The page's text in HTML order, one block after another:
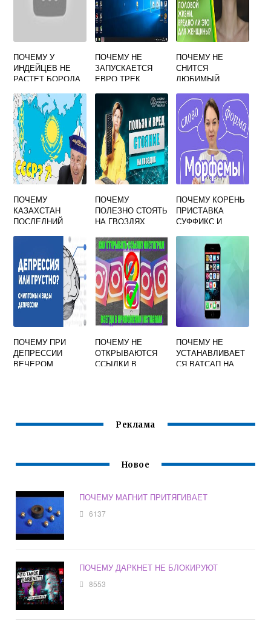
ПОЧЕМУ У
ИНДЕЙЦЕВ НЕ
РАСТЕТ БОРОДА
ПОЧЕМУ НЕ
ЗАПУСКАЕТСЯ
ЕВРО ТРЕК
ВИНДОВС 10
ПОЧЕМУ НЕ
СНИТСЯ
ЛЮБИМЫЙ
ПОЧЕМУ
КАЗАХСТАН
ПОСЛЕДНИЙ
СОСТАВА СССР
ПОЧЕМУ
ПОЛЕЗНО СТОЯТЬ
НА ГВОЗДЯХ
ПОЧЕМУ КОРЕНЬ
ПРИСТАВКА
СУФФИКС И
ЗНАЧИМЫЕ
ЧАСТИ СЛОВА 5
КЛАСС
РАЗУМОВСКАЯ
КОНСПЕКТ
ПОЧЕМУ ПРИ
ДЕПРЕССИИ
ВЕЧЕРОМ
ПОЧЕМУ НЕ
ОТКРЫВАЮТСЯ
ССЫЛКИ В
ПОЧЕМУ НЕ
УСТАНАВЛИВАЕТ
СЯ ВАТСАП НА
Реклама
Новое
ПОЧЕМУ МАГНИТ ПРИТЯГИВАЕТ
6137
ПОЧЕМУ ДАРКНЕТ НЕ БЛОКИРУЮТ
8553